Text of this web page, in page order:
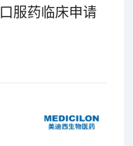
服药临床申请